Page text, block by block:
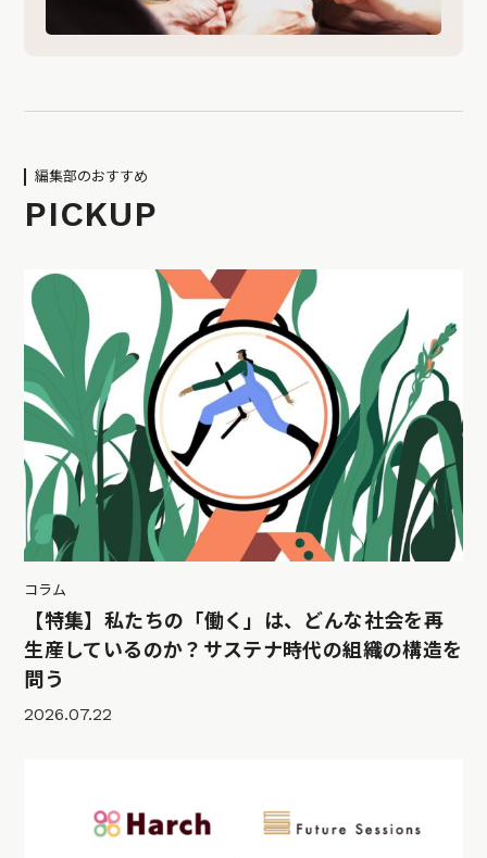
編集部のおすすめ
PICKUP
コラム
【特集】私たちの「働く」は、どんな社会を再
生産しているのか？サステナ時代の組織の構造を
問う
2026.07.22